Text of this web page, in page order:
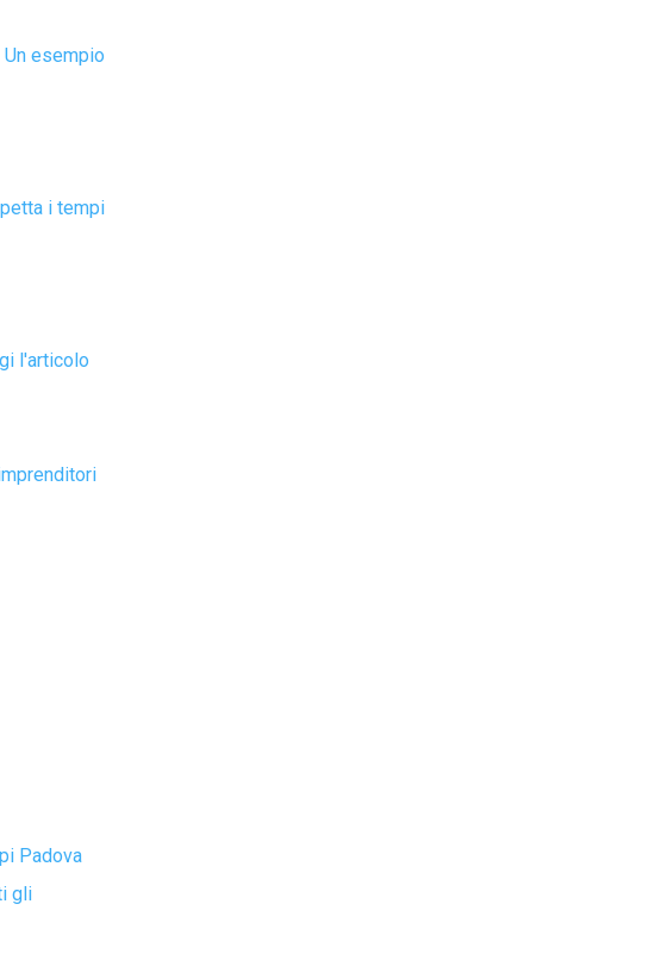
esempio
i tempi
l'articolo
Padova
gli